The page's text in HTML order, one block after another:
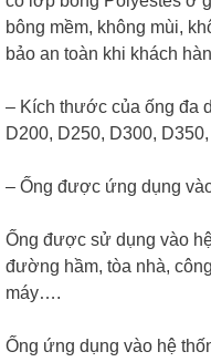
bông mềm, không mùi,
bảo an toàn khi khách
– Kích thước của ống đa
D200, D250, D300,
– Ống được ứng dụng
Ống được sử dụng vào
đường hầm, tòa nhà,
máy….
Ống ứng dụng vào hệ